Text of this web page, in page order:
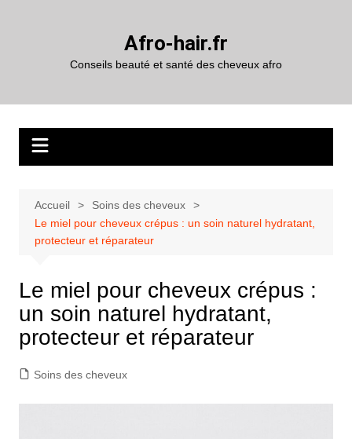
Afro-hair.fr
Conseils beauté et santé des cheveux afro
Accueil
Soins des cheveux
Le miel pour cheveux crépus : un soin naturel hydratant,
protecteur et réparateur
Le miel pour cheveux crépus :
un soin naturel hydratant,
protecteur et réparateur
Soins des cheveux